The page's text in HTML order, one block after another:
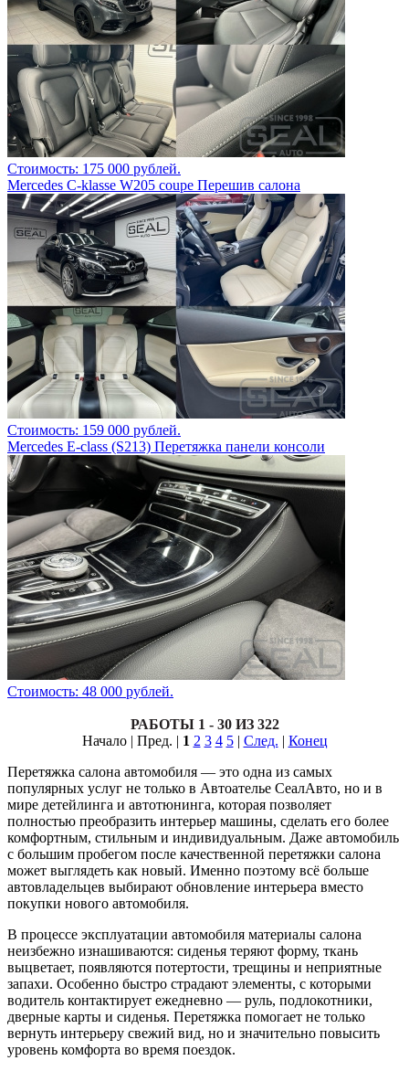
Стоимость: 175 000 рублей.
Mercedes C-klasse W205 coupe Перешив салона
Стоимость: 159 000 рублей.
Mercedes E-class (S213) Перетяжка панели консоли
Стоимость: 48 000 рублей.
РАБОТЫ 1 - 30 ИЗ 322
Начало | Пред. | 1 2 3 4 5| След. | Конец
Перетяжка салона автомобиля — это одна из самых
популярных услуг не только в Автоателье СеалАвто, но и в
мире детейлинга и автотюнинга, которая позволяет
полностью преобразить интерьер машины, сделать его более
комфортным, стильным и индивидуальным. Даже автомобиль
с большим пробегом после качественной перетяжки салона
может выглядеть как новый. Именно поэтому всё больше
автовладельцев выбирают обновление интерьера вместо
покупки нового автомобиля.
В процессе эксплуатации автомобиля материалы салона
неизбежно изнашиваются: сиденья теряют форму, ткань
выцветает, появляются потертости, трещины и неприятные
запахи. Особенно быстро страдают элементы, с которыми
водитель контактирует ежедневно — руль, подлокотники,
дверные карты и сиденья. Перетяжка помогает не только
вернуть интерьеру свежий вид, но и значительно повысить
уровень комфорта во время поездок.